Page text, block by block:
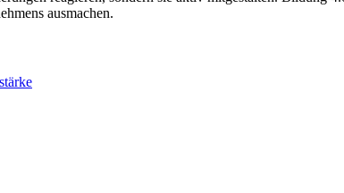
ausmachen.